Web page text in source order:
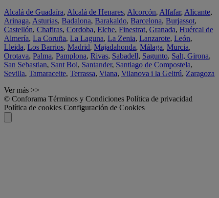
Alcalá de Guadaíra, Alcalá de Henares, Alcorcón, Alfafar, Alicante,
Arinaga, Asturias, Badalona, Barakaldo, Barcelona, Burjassot,
Castellón, Chafiras, Cordoba, Elche, Finestrat, Granada, Huércal de
Almería, La Coruña, La Laguna, La Zenia, Lanzarote, León,
Lleida, Los Barrios, Madrid, Majadahonda, Málaga, Murcia,
Orotava, Palma, Pamplona, Rivas, Sabadell, Sagunto, Salt, Girona,
San Sebastian, Sant Boi, Santander, Santiago de Compostela,
Sevilla, Tamaraceite, Terrassa, Viana, Vilanova i la Geltrú, Zaragoza
Ver más >>
© Conforama Términos y Condiciones Política de privacidad
Política de cookies Configuración de Cookies